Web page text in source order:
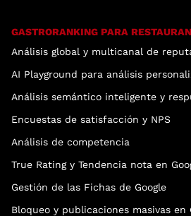
GASTRORANKING PARA
Análisis global y multicanal de
AI Playground para análisis
Análisis semántico inteligente y
Encuestas de satisfacción y NPS
Análisis de competencia
True Rating y Tendencia nota en
Gestión de las Fichas de Google
Bloqueo y publicaciones masivas en